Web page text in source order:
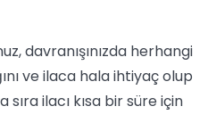
davranışınızda herhangi
ve ilaca hala ihtiyaç olup
sıra ilacı kısa bir süre için